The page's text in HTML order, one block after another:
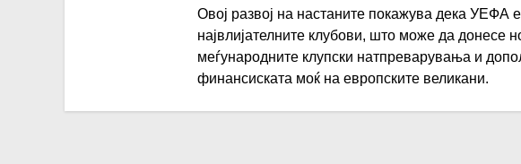
Овој развој на настаните покажува дека УЕФА
највлијателните клубови, што може да донесе
меѓународните клупски натпреварувања и
финансиската моќ на европските великани.